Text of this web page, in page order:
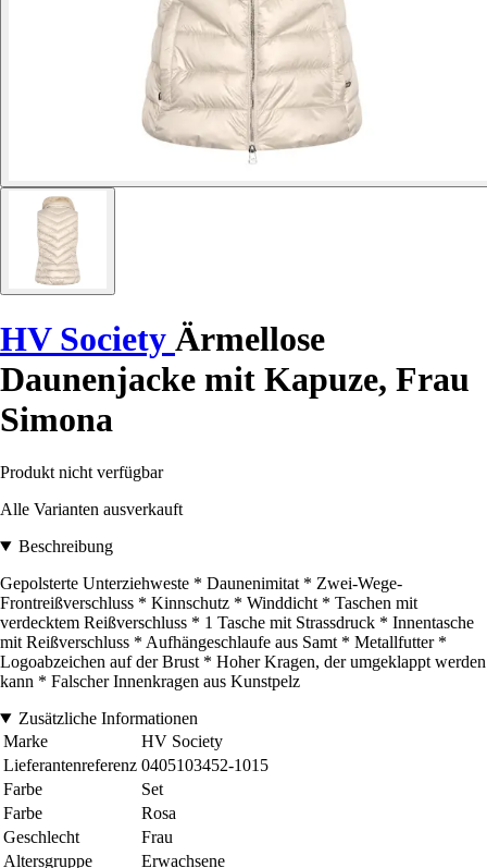
HV Society Ärmellose
Daunenjacke mit Kapuze, Frau
Simona
Produkt nicht verfügbar
Alle Varianten ausverkauft
Beschreibung
Gepolsterte Unterziehweste * Daunenimitat * Zwei-Wege-
Frontreißverschluss * Kinnschutz * Winddicht * Taschen mit
verdecktem Reißverschluss * 1 Tasche mit Strassdruck * Innentasche
mit Reißverschluss * Aufhängeschlaufe aus Samt * Metallfutter *
Logoabzeichen auf der Brust * Hoher Kragen, der umgeklappt werden
kann * Falscher Innenkragen aus Kunstpelz
Zusätzliche Informationen
Marke
HV Society
Lieferantenreferenz 0405103452-1015
Farbe
Set
Farbe
Rosa
Geschlecht
Frau
Altersgruppe
Erwachsene